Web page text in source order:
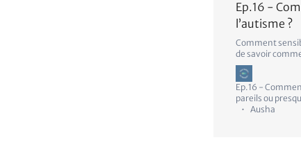
Ep.16 -
l’autisme ?
Comment
de savoir
accueillir leurs
apaiser les
ou encore…
Ep.16 -
pareils ou
Ausha